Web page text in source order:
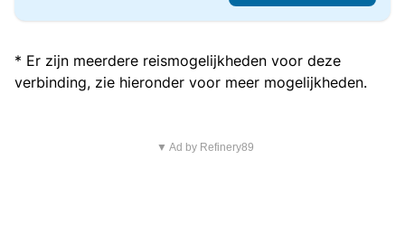
* Er zijn meerdere reismogelijkheden voor deze
verbinding, zie hieronder voor meer mogelijkheden.
▼ Ad by Refinery89